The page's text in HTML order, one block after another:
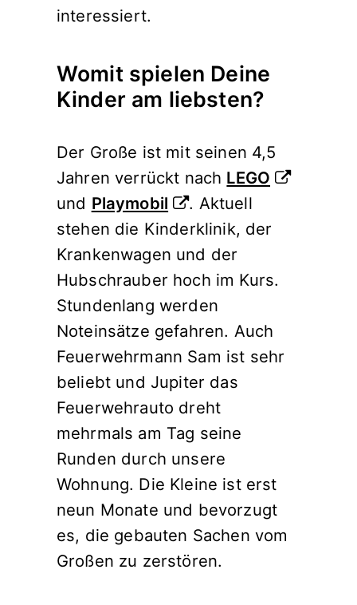
interessiert.
Womit spielen Deine
Kinder am liebsten?
Der Große ist mit seinen 4,5
Jahren verrückt nach LEGO
und Playmobil
. Aktuell
stehen die Kinderklinik, der
Krankenwagen und der
Hubschrauber hoch im Kurs.
Stundenlang werden
Noteinsätze gefahren. Auch
Feuerwehrmann Sam ist sehr
beliebt und Jupiter das
Feuerwehrauto dreht
mehrmals am Tag seine
Runden durch unsere
Wohnung. Die Kleine ist erst
neun Monate und bevorzugt
es, die gebauten Sachen vom
Großen zu zerstören.